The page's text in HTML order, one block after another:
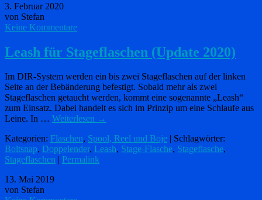
3. Februar 2020
von Stefan
Keine Kommentare
Leash für Stageflaschen (Update 2020)
Im DIR-System werden ein bis zwei Stageflaschen auf der linken
Seite an der Bebänderung befestigt. Sobald mehr als zwei
Stageflaschen getaucht werden, kommt eine sogenannte „Leash“
zum Einsatz. Dabei handelt es sich im Prinzip um eine Schlaufe aus
Leine. In … Weiterlesen →
Kategorien: Flaschen, Spool, Reel und Boje | Schlagwörter:
Boltsnap, Doppelender, Leash, Stage-Flasche, Stageflasche,
Stageflaschen
Permalink
13. Mai 2019
von Stefan